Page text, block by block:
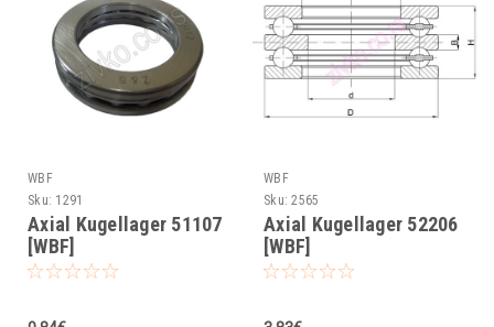
WBF
Sku: 1291
Axial Kugellager 51107
[WBF]
WBF
Sku: 2565
Axial Kugellager 52206
[WBF]